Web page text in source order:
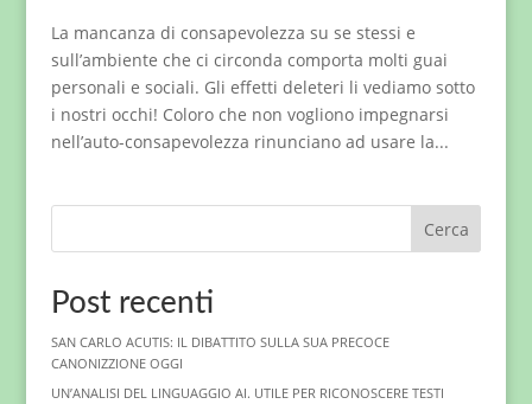
La mancanza di consapevolezza su se stessi e
sull’ambiente che ci circonda comporta molti guai
personali e sociali. Gli effetti deleteri li vediamo sotto
i nostri occhi! Coloro che non vogliono impegnarsi
nell’auto-consapevolezza rinunciano ad usare la...
Cerca
Post recenti
SAN CARLO ACUTIS: IL DIBATTITO SULLA SUA PRECOCE
CANONIZZIONE OGGI
UN’ANALISI DEL LINGUAGGIO AI. UTILE PER RICONOSCERE TESTI